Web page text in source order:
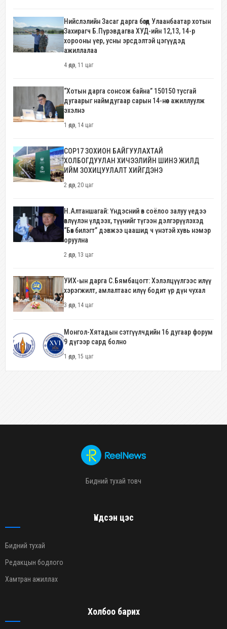
Нийслэлийн Засаг дарга бөгөөд Улаанбаатар хотын
Захирагч Б.Пүрэвдагва ХУД-ийн 12,13, 14-р
хорооны үер, усны эрсдэлтэй цэгүүдэд
ажиллалаа
4 өдөр, 11 цаг
“Хотын дарга сонсож байна” 150150 тусгай
дугаарыг наймдугаар сарын 14-нөөс ажиллуулж
эхэлнэ
1 өдөр, 14 цаг
COP17 ЗОХИОН БАЙГУУЛАХТАЙ
ХОЛБОГДУУЛАН ХИЧЭЭЛИЙН ШИНЭ ЖИЛД
ИЙМ ЗОХИЦУУЛАЛТ ХИЙГДЭНЭ
2 өдөр, 20 цаг
Н.Алтаншагай: Үндэсний өв соёлоо залуу үедээ
өвлүүлэн үлдээх, түүнийг түгээн дэлгэрүүлэхэд
“Бөх билэгт” дэвжээ цаашид ч үнэтэй хувь нэмэр
оруулна
2 өдөр, 13 цаг
УИХ-ын дарга С.Бямбацогт: Хэлэлцүүлгээс илүү
хэрэгжилт, амлалтаас илүү бодит үр дүн чухал
3 өдөр, 14 цаг
Монгол-Хятадын сэтгүүлчдийн 16 дугаар форум
9 дүгээр сард болно
1 өдөр, 15 цаг
Бидний тухай товч
Үндсэн цэс
Бидний тухай
Редакцын бодлого
Хамтран ажиллах
Холбоо барих